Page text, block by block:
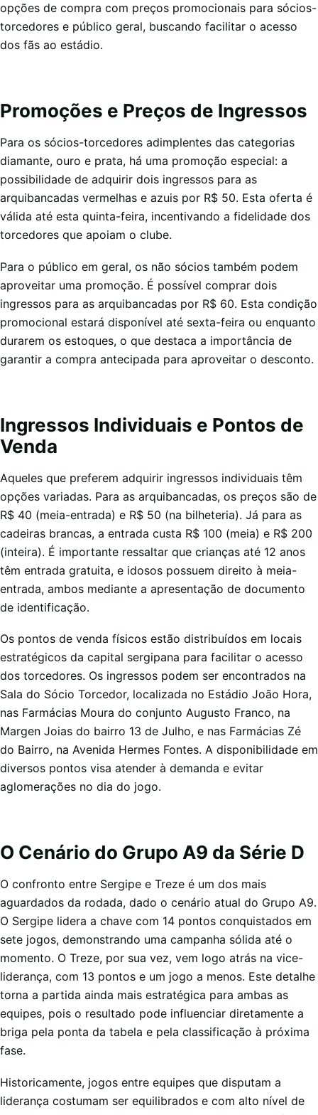
opções de compra com preços promocionais para sócios-
torcedores e público geral, buscando facilitar o acesso
dos fãs ao estádio.
Promoções e Preços de Ingressos
Para os sócios-torcedores adimplentes das categorias
diamante, ouro e prata, há uma promoção especial: a
possibilidade de adquirir dois ingressos para as
arquibancadas vermelhas e azuis por R$ 50. Esta oferta é
válida até esta quinta-feira, incentivando a fidelidade dos
torcedores que apoiam o clube.
Para o público em geral, os não sócios também podem
aproveitar uma promoção. É possível comprar dois
ingressos para as arquibancadas por R$ 60. Esta condição
promocional estará disponível até sexta-feira ou enquanto
durarem os estoques, o que destaca a importância de
garantir a compra antecipada para aproveitar o desconto.
Ingressos Individuais e Pontos de
Venda
Aqueles que preferem adquirir ingressos individuais têm
opções variadas. Para as arquibancadas, os preços são de
R$ 40 (meia-entrada) e R$ 50 (na bilheteria). Já para as
cadeiras brancas, a entrada custa R$ 100 (meia) e R$ 200
(inteira). É importante ressaltar que crianças até 12 anos
têm entrada gratuita, e idosos possuem direito à meia-
entrada, ambos mediante a apresentação de documento
de identificação.
Os pontos de venda físicos estão distribuídos em locais
estratégicos da capital sergipana para facilitar o acesso
dos torcedores. Os ingressos podem ser encontrados na
Sala do Sócio Torcedor, localizada no Estádio João Hora,
nas Farmácias Moura do conjunto Augusto Franco, na
Margen Joias do bairro 13 de Julho, e nas Farmácias Zé
do Bairro, na Avenida Hermes Fontes. A disponibilidade em
diversos pontos visa atender à demanda e evitar
aglomerações no dia do jogo.
O Cenário do Grupo A9 da Série D
O confronto entre Sergipe e Treze é um dos mais
aguardados da rodada, dado o cenário atual do Grupo A9.
O Sergipe lidera a chave com 14 pontos conquistados em
sete jogos, demonstrando uma campanha sólida até o
momento. O Treze, por sua vez, vem logo atrás na vice-
liderança, com 13 pontos e um jogo a menos. Este detalhe
torna a partida ainda mais estratégica para ambas as
equipes, pois o resultado pode influenciar diretamente a
briga pela ponta da tabela e pela classificação à próxima
fase.
Historicamente, jogos entre equipes que disputam a
liderança costumam ser equilibrados e com alto nível de